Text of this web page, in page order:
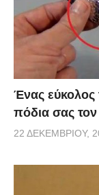
Ένας εύκολος
πόδια σας
22 ΔΕΚΕΜΒΡΊΟΥ,